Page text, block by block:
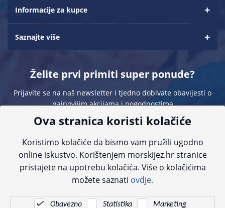
Informacije za kupce
Saznajte više
Želite prvi primiti super ponude?
Prijavite se na naš newsletter i tjedno dobivate obavijesti o
najnovijim akcijama i pogodnostima
Sve navedene cijene sadrže PDV. Pokušavamo osigurati što preciznije
informacije, ali zbog tehnoloških ograničenja ne možemo garantirati potpunu
kontaktirajte nas putem telefona:+385 23 231 761ili e-maila:info@morskijez.hr
Ova stranica koristi kolačiće
Koristimo kolačiće da bismo vam pružili ugodno
online iskustvo. Korištenjem morskijez.hr stranice
pristajete na upotrebu kolačića. Više o kolačićima
možete saznati ovdje.
Obavezno Statistika Marketing